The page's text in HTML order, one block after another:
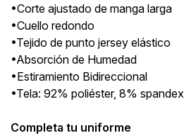
•Corte ajustado de manga larga
•Cuello redondo
•Tejido de punto jersey elástico
•Absorción de Humedad
•Estiramiento Bidireccional
•Tela: 92% poliéster, 8% spandex
Completa tu uniforme